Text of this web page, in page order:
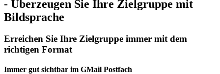
- Überzeugen Sie Ihre Zielgruppe mit
Bildsprache
Erreichen Sie Ihre Zielgruppe immer mit dem
richtigen Format
Immer gut sichtbar im GMail Postfach